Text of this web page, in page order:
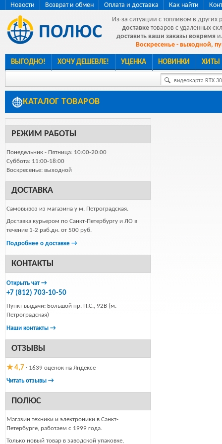
Новости Возврат и обмен Оплата и доставка Как найти
Из-за ситуации с топливом в других
доставке товаров с удаленных
доставить ваши заказы вовремя
Воскресенье - выходной,
ВЫГОДНО! ХОЧУ ДЕШЕВЛЕ! УЦЕНКА НОВИНКИ ХИТЫ
видеокарта RTX
КАТАЛОГ ТОВАРОВ
РЕЖИМ РАБОТЫ
Понедельник - Пятница: 10:00-20:00
Суббота: 11:00-18:00
Воскресенье: выходной
ДОСТАВКА
Самовывоз из магазина у м. Петроградская.
Доставка курьером по Санкт-Петербургу и ЛО в
течение 1-2 раб.дн. от 500 руб.
Подробнее о доставке →
КОНТАКТЫ
Открыть чат →
+7 (812) 703-10-50
Пункт выдачи: Большой пр. П.С., 92В (м.
Петроградская)
Наши контакты →
ОТЗЫВЫ
★ 4,7 · 1639 оценок на Яндексе
Читать отзывы →
ПОЛЮС
Магазин техники и электроники в Санкт-
Петербурге, работаем с 1999 года.
Только новый товар в заводской упаковке,